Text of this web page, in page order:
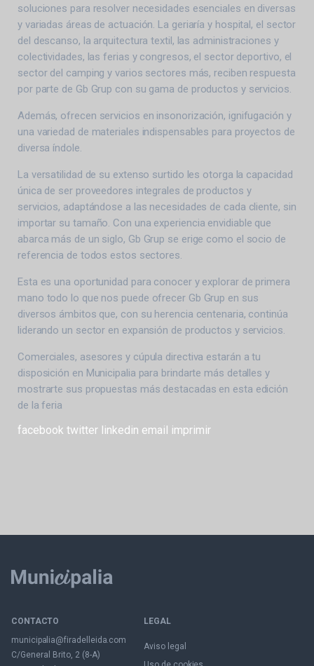
soluciones para resolver necesidades esenciales en diversas
y variadas áreas de actuación. La geriaría y hospital, el sector
del descanso, la arquitectura textil, las administraciones y
colectividades, las ferias y congresos, el sector deportivo, el
sector del camping y varios sectores más, reciben respuesta
por parte de Gb Grup con su gama de productos y servicios.
Además, ofrecen servicios en insonorización, ignifugación y
una variedad de materiales indispensables para proyectos de
diversa índole.
La versatilidad de su extenso surtido les otorga la capacidad
única de ser proveedores integrales de productos y
servicios, adaptándose a las necesidades de cada cliente, sin
importar su tamaño. Con una experiencia envidiable que
abarca más de un siglo, Gb Grup se erige como el socio de
referencia de todos estos sectores.
Esta es una oportunidad para conocer y explorar de primera
mano todo lo que nos puede ofrecer Gb Grup en sus
diversos ámbitos que, con su herencia centenaria, continúa
liderando un sector en expansión de productos y servicios.
Comerciales, asesores y cúpula directiva estarán a tu
disposición en Municipalia para brindarte más detalles y
mostrarte sus propuestas más destacadas en esta edición
de la feria
facebook twitter linkedin email imprimir
CONTACTO
municipalia@firadelleida.com
C/General Brito, 2 (8-A)
LEGAL
Aviso legal